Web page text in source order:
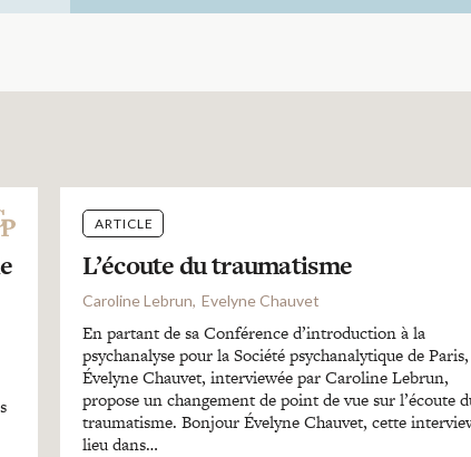
ARTICLE
L’écoute du traumatisme
Caroline Lebrun Evelyne Chauvet
En partant de sa Conférence d’introduction à la
psychanalyse pour la Société psychanalytique de Paris,
Évelyne Chauvet, interviewée par Caroline Lebrun,
propose un changement de point de vue sur l’écoute
traumatisme. Bonjour Évelyne Chauvet, cette
lieu dans…